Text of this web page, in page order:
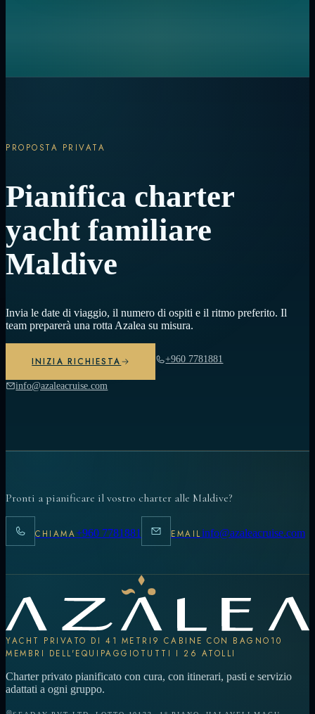
PROPOSTA PRIVATA
Pianifica charter
yacht familiare
Maldive
Invia le date di viaggio, il numero di ospiti e il ritmo preferito. Il
team preparerà una rotta Azalea su misura.
INIZIA RICHIESTA +960 7781881
info@azaleacruise.com
Pronti a pianificare il vostro charter alle Maldive?
CHIAMA+960 7781881 EMAILinfo@azaleacruise.com
YACHT PRIVATO DI 41 METRI 9 CABINE CON BAGNO 10
MEMBRI DELL'EQUIPAGGIO TUTTI I 26 ATOLLI
Charter privato pianificato con cura, con itinerari, pasti e servizio
adattati a ogni gruppo.